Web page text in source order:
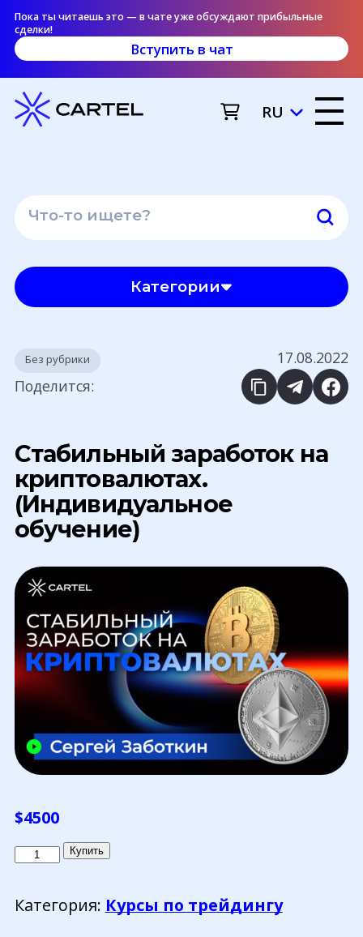
Пока ты читаешь это — в чате уже обсуждают прибыльные
сделки!
Вступить в чат
RU
Без рубрики
17.08.2022
Поделится:
Стабильный заработок на
криптовалютах.
(Индивидуальное
обучение)
$4500
Количество
заработок
Купить
Категория: Курсы по трейдингу
Категории